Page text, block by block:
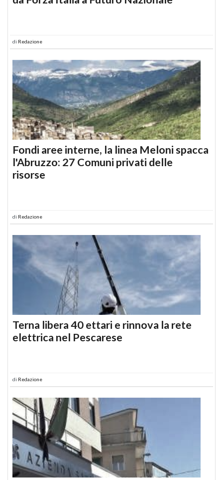
di Redazione
Fondi aree interne, la linea Meloni spacca
l'Abruzzo: 27 Comuni privati delle
risorse
di Redazione
Terna libera 40 ettari e rinnova la rete
elettrica nel Pescarese
di Redazione